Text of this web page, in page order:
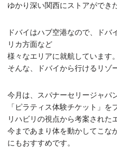
ゆかり深い関西にストアができ
ドバイはハブ空港なので、ドバ
リカ方面など
様々なエリアに就航しています。
そんな、ドバイから行けるリゾ
今月は、スパナーセリージャパ
「ピラティス体験チケット」を
リハビリの視点から考案された
今まであまり体を動かしてこ
にもおすすめです。